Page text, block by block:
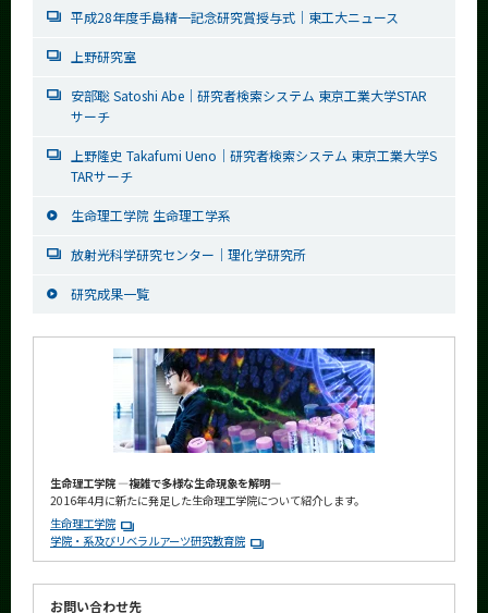
平成28年度手島精一記念研究賞授与式｜東工大ニュース
上野研究室
安部聡 Satoshi Abe｜研究者検索システム 東京工業大学STAR
サーチ
上野隆史 Takafumi Ueno｜研究者検索システム 東京工業大学S
TARサーチ
生命理工学院 生命理工学系
放射光科学研究センター｜理化学研究所
研究成果一覧
生命理工学院 ―複雑で多様な生命現象を解明―
2016年4月に新たに発足した生命理工学院について紹介します。
生命理工学院
学院・系及びリベラルアーツ研究教育院
お問い合わせ先